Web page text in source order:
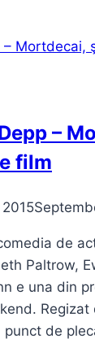
–
film
de
Paltrow,
e una din
Regizat
punct de